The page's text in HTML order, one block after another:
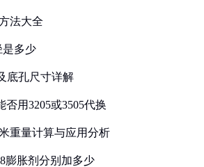
法大全
是多少
底孔尺寸详解
否用3205或3505代换
重量计算与应用分析
膨胀剂分别加多少